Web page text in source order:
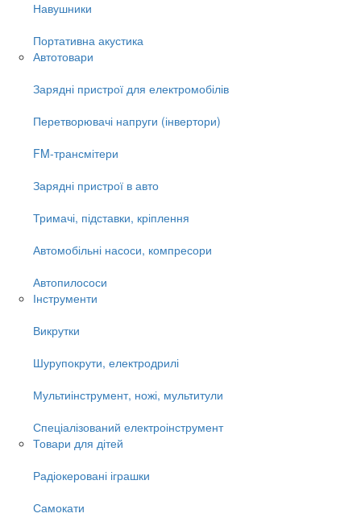
Навушники
Портативна акустика
Автотовари
Зарядні пристрої для електромобілів
Перетворювачі напруги (інвертори)
FM-трансмітери
Зарядні пристрої в авто
Тримачі, підставки, кріплення
Автомобільні насоси, компресори
Автопилососи
Інструменти
Викрутки
Шурупокрути, електродрилі
Мультиінструмент, ножі, мультитули
Спеціалізований електроінструмент
Товари для дітей
Радіокеровані іграшки
Самокати